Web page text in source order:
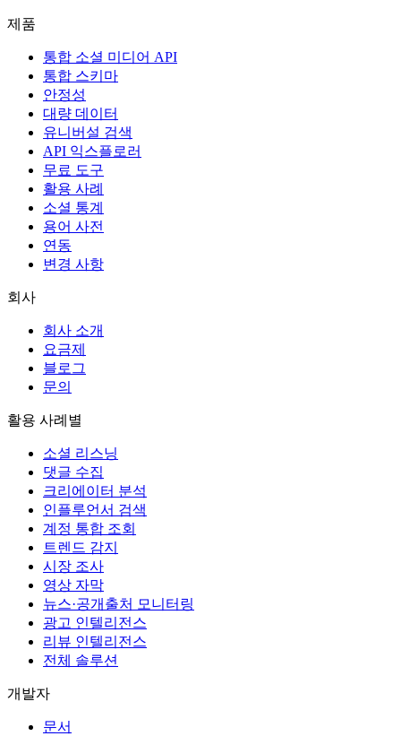
제품
통합 소셜 미디어 API
통합 스키마
안정성
대량 데이터
유니버설 검색
API 익스플로러
무료 도구
활용 사례
소셜 통계
용어 사전
연동
변경 사항
회사
회사 소개
요금제
블로그
문의
활용 사례별
소셜 리스닝
댓글 수집
크리에이터 분석
인플루언서 검색
계정 통합 조회
트렌드 감지
시장 조사
영상 자막
뉴스·공개출처 모니터링
광고 인텔리전스
리뷰 인텔리전스
전체 솔루션
개발자
문서